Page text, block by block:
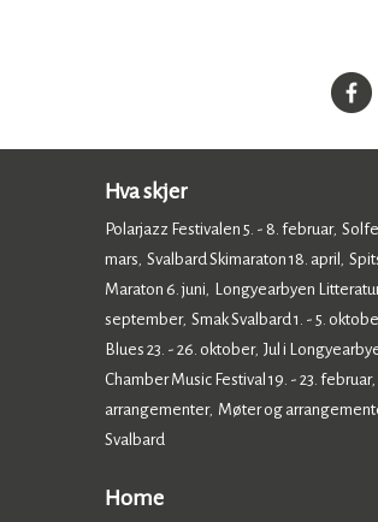
Hva skjer
Polarjazz Festivalen 5. - 8. februar,
mars, Svalbard Skimaraton 18. april ,
Maraton 6. juni,
Longyearbyen
september, Smak Svalbard 1. - 5.
Blues 23. - 26. oktober, Jul i
Chamber Music Festival 19. - 23. februar,
arrangementer, Møter og
Svalbard,
Home